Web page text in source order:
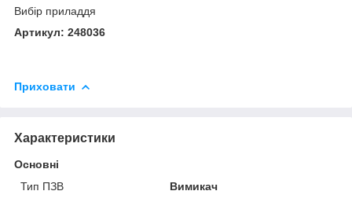
Вибір приладдя
Артикул: 248036
Приховати
Характеристики
Основні
Тип ПЗВ
Вимикач